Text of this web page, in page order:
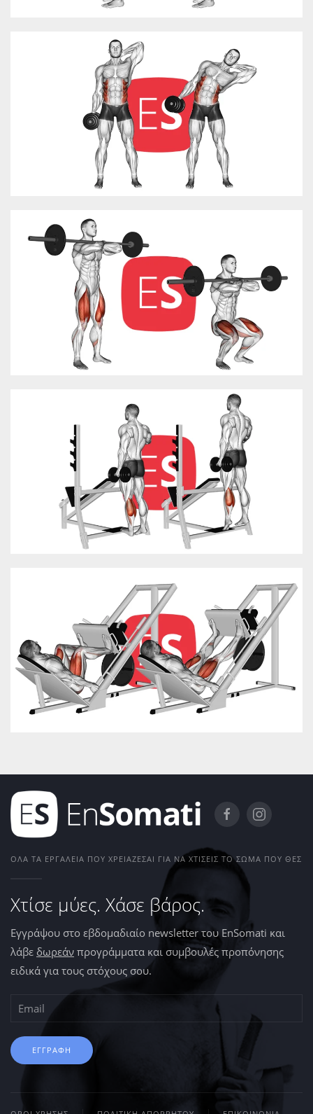
ΌΛΑ ΤΑ ΕΡΓΑΛΕΊΑ ΠΟΥ ΧΡΕΙΆΖΕΣΑΙ ΓΙΑ ΝΑ ΧΤΊΣΕΙΣ ΤΟ ΣΏΜΑ ΠΟΥ ΘΕΣ
Χτίσε μύες. Χάσε βάρος.
Εγγράψου στο εβδομαδιαίο newsletter του EnSomati και
λάβε δωρεάν προγράμματα και συμβουλές προπόνησης
ειδικά για τους στόχους σου.
ΕΓΓΡΑΦΗ